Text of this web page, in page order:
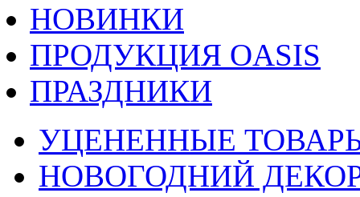
НОВИНКИ
ПРОДУКЦИЯ OASIS
ПРАЗДНИКИ
УЦЕНЕННЫЕ
НОВОГОДНИЙ